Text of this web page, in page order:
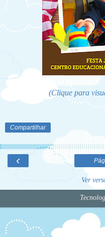
(Clique para
Compartilhar
‹
Ver